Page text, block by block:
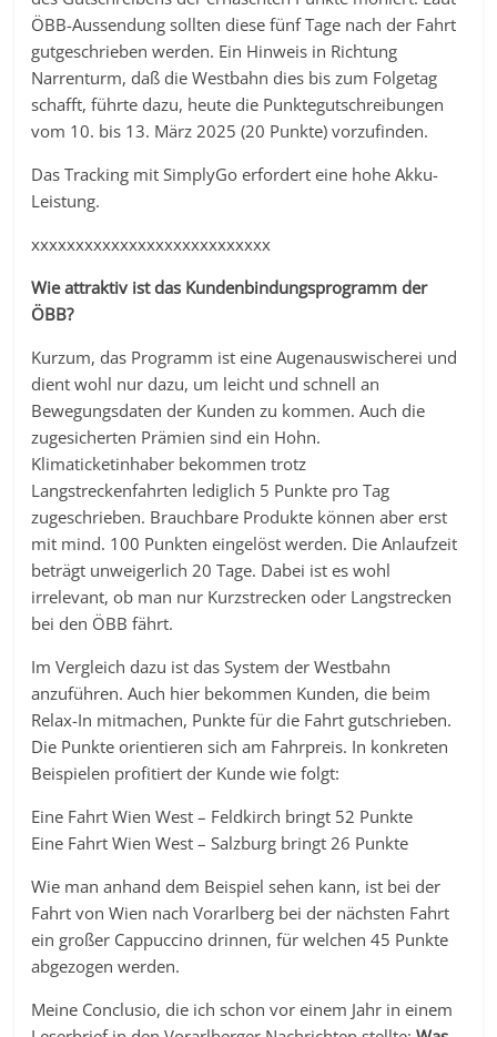
ÖBB-Aussendung sollten diese fünf Tage nach der Fahrt
gutgeschrieben werden. Ein Hinweis in Richtung
Narrenturm, daß die Westbahn dies bis zum Folgetag
schafft, führte dazu, heute die Punktegutschreibungen
vom 10. bis 13. März 2025 (20 Punkte) vorzufinden.
Das Tracking mit SimplyGo erfordert eine hohe Akku-
Leistung.
xxxxxxxxxxxxxxxxxxxxxxxxxxx
Wie attraktiv ist das Kundenbindungsprogramm der
ÖBB?
Kurzum, das Programm ist eine Augenauswischerei und
dient wohl nur dazu, um leicht und schnell an
Bewegungsdaten der Kunden zu kommen. Auch die
zugesicherten Prämien sind ein Hohn.
Klimaticketinhaber bekommen trotz
Langstreckenfahrten lediglich 5 Punkte pro Tag
zugeschrieben. Brauchbare Produkte können aber erst
mit mind. 100 Punkten eingelöst werden. Die Anlaufzeit
beträgt unweigerlich 20 Tage. Dabei ist es wohl
irrelevant, ob man nur Kurzstrecken oder Langstrecken
bei den ÖBB fährt.
Im Vergleich dazu ist das System der Westbahn
anzuführen. Auch hier bekommen Kunden, die beim
Relax-In mitmachen, Punkte für die Fahrt gutschrieben.
Die Punkte orientieren sich am Fahrpreis. In konkreten
Beispielen profitiert der Kunde wie folgt:
Eine Fahrt Wien West – Feldkirch bringt 52 Punkte
Eine Fahrt Wien West – Salzburg bringt 26 Punkte
Wie man anhand dem Beispiel sehen kann, ist bei der
Fahrt von Wien nach Vorarlberg bei der nächsten Fahrt
ein großer Cappuccino drinnen, für welchen 45 Punkte
abgezogen werden.
Meine Conclusio, die ich schon vor einem Jahr in einem